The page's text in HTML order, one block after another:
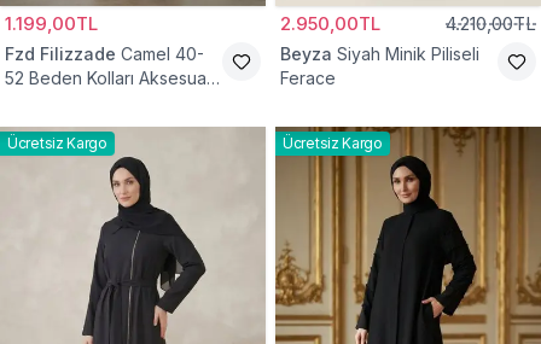
1.199,00TL
Fzd Filizzade Camel 40-
52 Beden Kolları Aksesuar
2.950,00TL 4.210,00TL
Beyza Siyah Minik Piliseli
Ferace
Ücretsiz Kargo Ücretsiz Kargo